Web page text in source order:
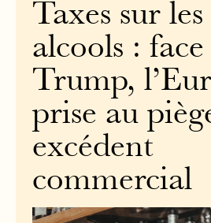
Taxes sur les
alcools : face
Trump,
prise au
excédent
commercial